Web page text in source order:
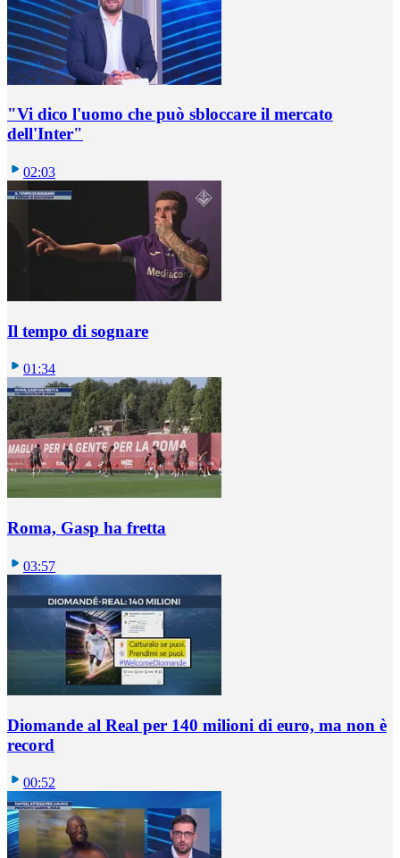
"Vi dico l'uomo che può sbloccare il mercato
dell'Inter"
02:03
Il tempo di sognare
01:34
Roma, Gasp ha fretta
03:57
Diomande al Real per 140 milioni di euro, ma non è
record
00:52